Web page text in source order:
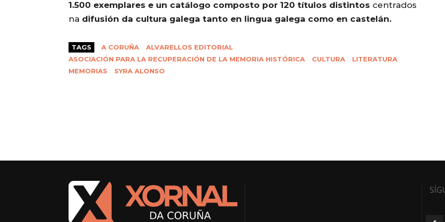
1.500 exemplares e un catálogo composto por 120 títulos distintos centrados
na difusión da cultura galega tanto en lingua galega como en castelán.
TAGS A CORUÑA
ALVARELLOS EDITORIAL
ASOCIACIÓN PARA LA RECUPERACIÓN DE LA MEMORIA HISTÓRICA
CULTURA
LITERATURA
MEMORIAS
SYRA ALONSO